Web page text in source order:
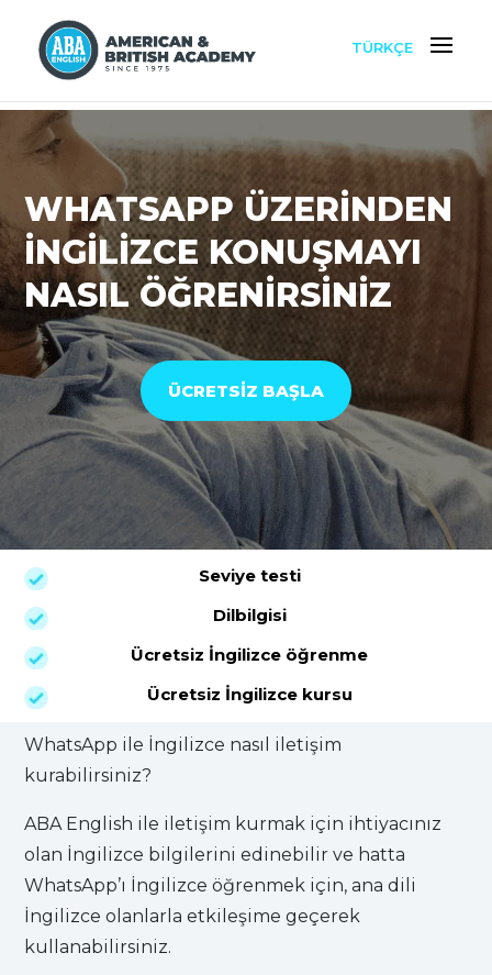
TÜRKÇE
WHATSAPP ÜZERİNDEN
İNGİLİZCE KONUŞMAYI
NASIL ÖĞRENİRSİNİZ
ÜCRETSİZ BAŞLA
Seviye testi
Dilbilgisi
Ücretsiz İngilizce öğrenme
Ücretsiz İngilizce kursu
WhatsApp ile İngilizce nasıl iletişim
kurabilirsiniz?
ABA English ile iletişim kurmak için ihtiyacınız
olan İngilizce bilgilerini edinebilir ve hatta
WhatsApp’ı İngilizce öğrenmek için, ana dili
İngilizce olanlarla etkileşime geçerek
kullanabilirsiniz.